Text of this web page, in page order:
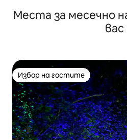
Места за месечно
вас
Избор на гостите
Избор на гостите